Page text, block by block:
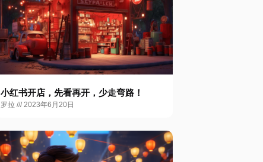
小红书开店，先看再开，少走弯路！
罗拉 2023年6月20日